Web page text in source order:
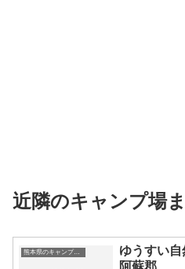
近隣のキャンプ場
熊本県のキャンプ場一覧
ゆうすい自
阿蘇郡